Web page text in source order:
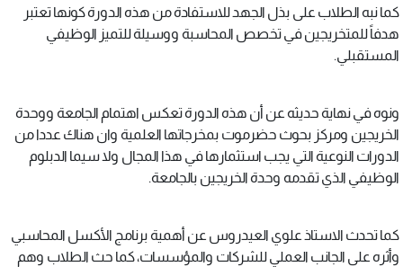
كما نبه الطلاب على بذل الجهد للاستفادة من هذه الدورة كونها تعتبر
هدفاً للمتخريجين في تخصص المحاسبة ووسيلة للتميز الوظيفي
المستقبلي.
ونوه في نهاية حديثه عن أن هذه الدورة تعكس اهتمام الجامعة ووحدة
الخريجين ومركز بحوث حضرموت بمخرجاتها العلمية وان هناك عددا من
الدورات النوعية التي يجب استثمارها في هذا المجال ولا سيما الدبلوم
الوظيفي الذي تقدمه وحدة الخريجين بالجامعة.
كما تحدث الاستاذ علوي العيدروس عن أهمية برنامج الأكسل المحاسبي
وأثره على الجانب العملي للشركات والمؤسسات، كما حث الطلاب وهم